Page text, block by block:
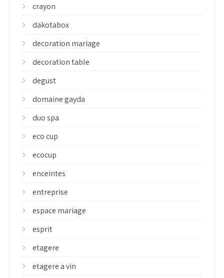
crayon
dakotabox
decoration mariage
decoration table
degust
domaine gayda
duo spa
eco cup
ecocup
enceintes
entreprise
espace mariage
esprit
etagere
etagere a vin